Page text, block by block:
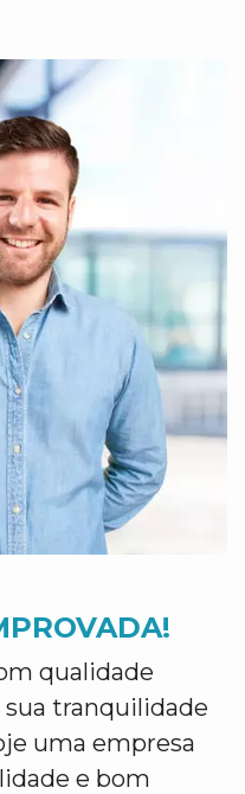
qualidade
tranquilidade
uma empresa
e bom